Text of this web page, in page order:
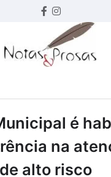
Facebook
instagram
é
na
alto risco